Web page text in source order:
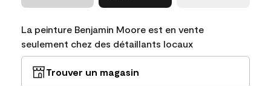
La peinture Benjamin Moore est en vente
seulement chez des détaillants locaux
Trouver un magasin